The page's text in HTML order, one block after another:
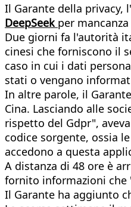
Il Garante della
DeepSeek per
Due giorni fa l'autorità
cinesi che forniscono il
caso in cui i dati
stati o vengano
In altre parole, il
Cina. Lasciando alle
rispetto del Gdpr",
codice sorgente, ossia
accedono a questa
A distanza di 48 ore è
fornito informazioni
Il Garante ha aggiunto